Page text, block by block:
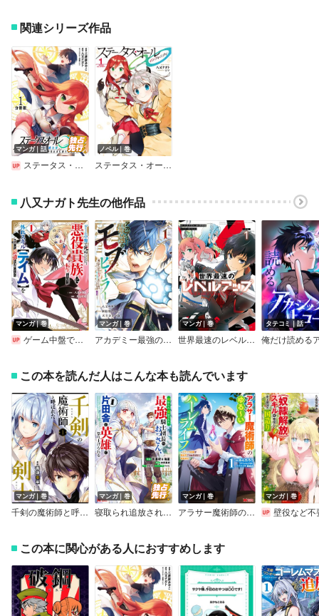
関連シリーズ作品
マンガ｜話
ステータス・オール∞（インフィニティ） ∞使いの最強能力者、異世界を自由気ままに暮らします！【分冊版】
ノベル｜巻
ステータス・オール∞（インフィニティ）
八又ナガト先生の他作品
マンガ｜巻
ゲーム中盤で死ぬ悪役貴族に転生したので、外れスキル【テイム】を駆使して最強を目指してみた
マンガ｜巻
アカデミー最強のモブヒーラー ～死にゲー世界のモブに転生した俺は、外れジョブ【ヒーラー】と原作知識で無双する～
マンガ｜巻
世界最速のレベルアップ
タテコミ｜話
この本を読んだ人はこんな本も読んでいます
マンガ｜巻
千剣の魔術師と呼ばれた剣士【デジタル版限定特典付き】
マンガ｜巻
寝取られ追放された最強騎士団長のおっさん、片田舎で英雄に祭り上げられる（コミック）
マンガ｜巻
アラサー魔術師のゆる～いハーレムライフ～ブラック社畜が異世界で自由気ままに有給消化～（コミック）
マンガ｜巻
壁役など不要と追放されたS級冒険者、≪奴隷解放≫スキルを駆使して史上最強の国造り【
この本に関心がある人におすすめします